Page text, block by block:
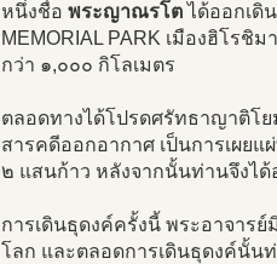
หนึ่งชื่อ พระญาณรโตได้ออกเดิ
MEMORIAL PARK เมืองฮิโรชิ
กว่า ๑,๐๐๐ กิโลเมตร
ตลอดทางได้โปรดศรัทธาญาติ
สารคดีออกอากาศ เป็นการเผย
๒ แสนก้าว หลังจากนั้นท่านจึงได้
การเดินธุดงค์ครั้งนี้ พระอาจาร
โลก และตลอดการเดินธุดงค์นั้น